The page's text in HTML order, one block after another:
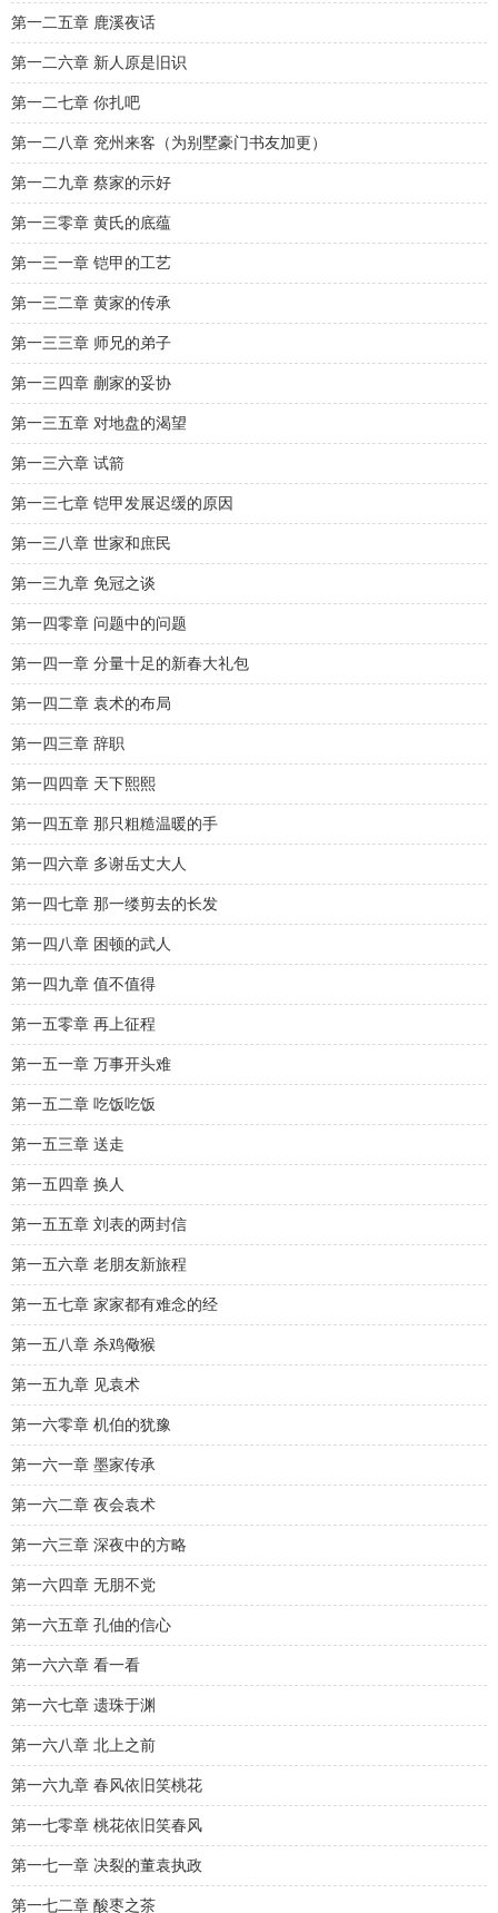
第一二五章 鹿溪夜话
第一二六章 新人原是旧识
第一二七章 你扎吧
第一二八章 兖州来客（为别墅豪门书友加更）
第一二九章 蔡家的示好
第一三零章 黄氏的底蕴
第一三一章 铠甲的工艺
第一三二章 黄家的传承
第一三三章 师兄的弟子
第一三四章 蒯家的妥协
第一三五章 对地盘的渴望
第一三六章 试箭
第一三七章 铠甲发展迟缓的原因
第一三八章 世家和庶民
第一三九章 免冠之谈
第一四零章 问题中的问题
第一四一章 分量十足的新春大礼包
第一四二章 袁术的布局
第一四三章 辞职
第一四四章 天下熙熙
第一四五章 那只粗糙温暖的手
第一四六章 多谢岳丈大人
第一四七章 那一缕剪去的长发
第一四八章 困顿的武人
第一四九章 值不值得
第一五零章 再上征程
第一五一章 万事开头难
第一五二章 吃饭吃饭
第一五三章 送走
第一五四章 换人
第一五五章 刘表的两封信
第一五六章 老朋友新旅程
第一五七章 家家都有难念的经
第一五八章 杀鸡儆猴
第一五九章 见袁术
第一六零章 机伯的犹豫
第一六一章 墨家传承
第一六二章 夜会袁术
第一六三章 深夜中的方略
第一六四章 无朋不党
第一六五章 孔伷的信心
第一六六章 看一看
第一六七章 遗珠于渊
第一六八章 北上之前
第一六九章 春风依旧笑桃花
第一七零章 桃花依旧笑春风
第一七一章 决裂的董袁执政
第一七二章 酸枣之茶